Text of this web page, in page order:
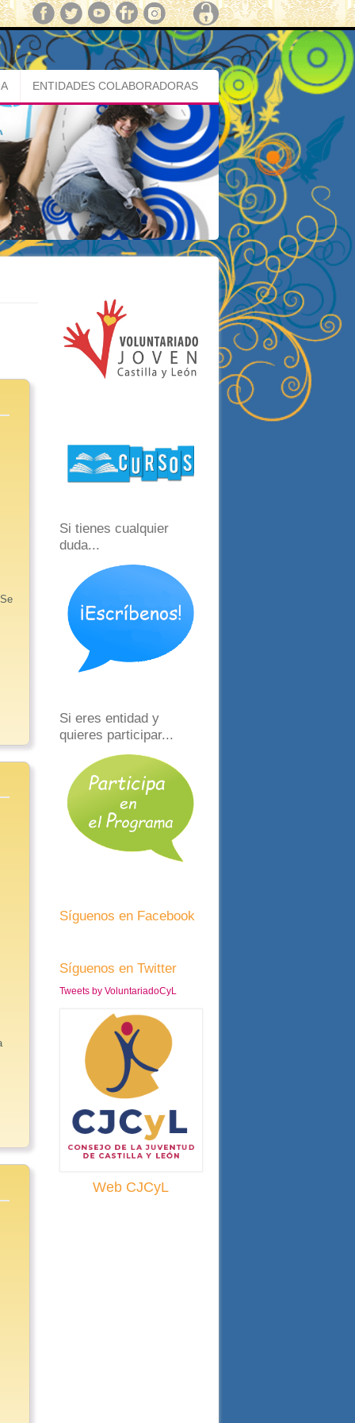
ENTIDADES COLABORADORAS
Si tienes cualquier
duda...
Si eres entidad y
quieres participar...
Síguenos en Facebook
Síguenos en Twitter
Tweets by VoluntariadoCyL
Web CJCyL